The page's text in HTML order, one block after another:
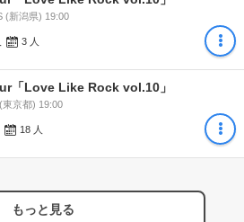
(新潟県) 19:00
3 人
「Love Like Rock vol.10」
東京都) 19:00
18 人
もっと見る